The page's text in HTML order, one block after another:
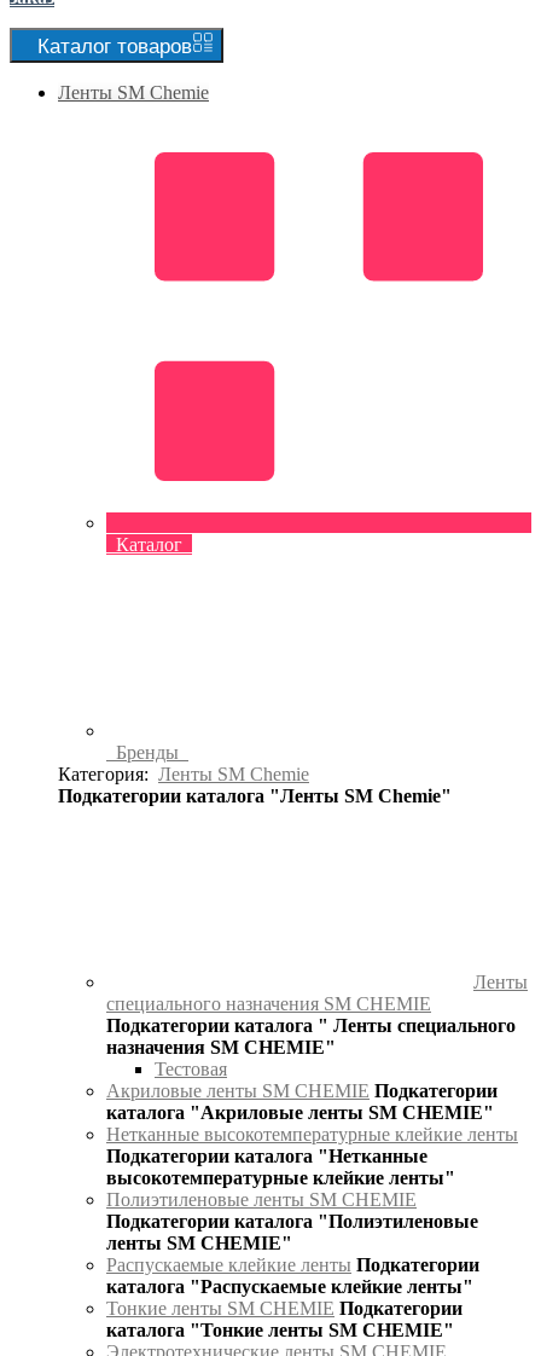
Каталог товаров
Ленты SM Chemie
Каталог
Бренды
Категория: Ленты SM Chemie
Подкатегории каталога "Ленты SM Chemie"
Ленты
специального назначения SM CHEMIE
Подкатегории каталога " Ленты специального
назначения SM CHEMIE"
Тестовая
Акриловые ленты SM CHEMIE Подкатегории
каталога "Акриловые ленты SM CHEMIE"
Нетканные высокотемпературные клейкие ленты
Подкатегории каталога "Нетканные
высокотемпературные клейкие ленты"
Полиэтиленовые ленты SM CHEMIE
Подкатегории каталога "Полиэтиленовые
ленты SM CHEMIE"
Распускаемые клейкие ленты Подкатегории
каталога "Распускаемые клейкие ленты"
Тонкие ленты SM CHEMIE Подкатегории
каталога "Тонкие ленты SM CHEMIE"
Электротехнические ленты SM CHEMIE